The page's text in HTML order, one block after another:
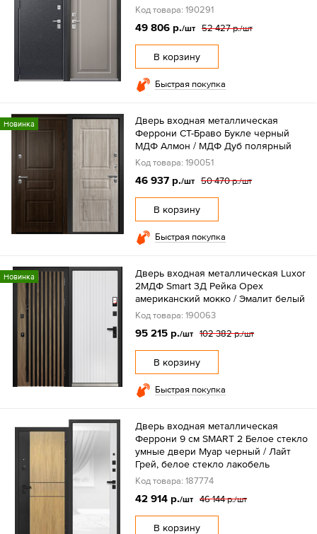
Код товара: 190291
49 806 р./шт 52 427 р./шт
В корзину
Быстрая покупка
Новинка
Дверь входная металлическая
Феррони СТ-Браво Букле черный
МДФ Алмон / МДФ Дуб полярный
Код товара: 190051
46 937 р./шт 50 470 р./шт
В корзину
Быстрая покупка
Новинка
Дверь входная металлическая Luxor
2МДФ Smart 3Д Рейка Орех
американский мокко / Эмалит белый
Код товара: 190063
95 215 р./шт 102 382 р./шт
В корзину
Быстрая покупка
Дверь входная металлическая
Феррони 9 см SMART 2 Белое стекло
умные двери Муар черный / Лайт
Грей, белое стекло лакобель
Код товара: 187774
42 914 р./шт 46 144 р./шт
В корзину